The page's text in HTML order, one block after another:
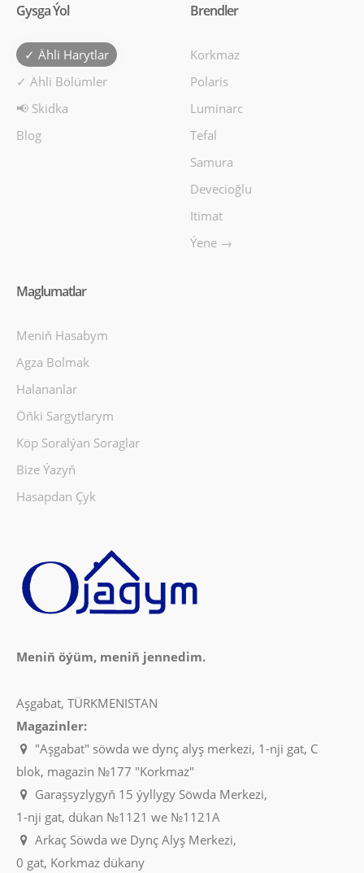
Gysga Ýol
✓ Ähli Harytlar
✓ Ähli Bölümler
📢 Skidka
Blog
Brendler
Korkmaz
Polaris
Luminarc
Tefal
Samura
Devecioğlu
Itimat
Ýene →
Maglumatlar
Meniň Hasabym
Agza Bolmak
Halananlar
Öňki Sargytlarym
Köp Soralýan Soraglar
Bize Ýazyň
Hasapdan Çyk
Meniň öýüm, meniň jennedim.
Aşgabat, TÜRKMENISTAN
Magazinler:
"Aşgabat" söwda we dynç alyş merkezi, 1-nji gat, C
blok, magazin №177 "Korkmaz"
Garaşsyzlygyň 15 ýyllygy Söwda Merkezi,
1-nji gat, dükan №1121 we №1121A
Arkaç Söwda we Dynç Alyş Merkezi,
0 gat, Korkmaz dükany